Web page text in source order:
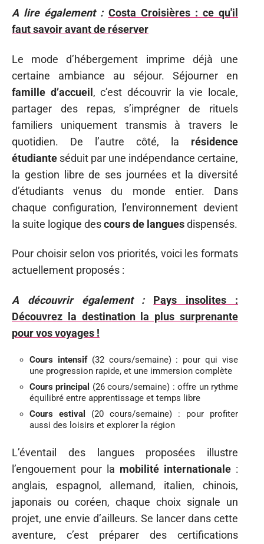
A lire également : Costa Croisières : ce qu'il
faut savoir avant de réserver
Le mode d’hébergement imprime déjà une
certaine ambiance au séjour. Séjourner en
famille d’accueil, c’est découvrir la vie locale,
partager des repas, s’imprégner de rituels
familiers uniquement transmis à travers le
quotidien. De l’autre côté, la résidence
étudiante séduit par une indépendance certaine,
la gestion libre de ses journées et la diversité
d’étudiants venus du monde entier. Dans
chaque configuration, l’environnement devient
la suite logique descours de languesdispensés.
Pour choisir selon vos priorités, voici les formats
actuellement proposés :
A découvrir également :
Pays insolites :
Découvrez la destination la plus surprenante
pour vos voyages !
Cours intensif(32 cours/semaine) : pour qui vise
une progression rapide, et une immersion complète
Cours principal (26 cours/semaine) : offre un rythme
équilibré entre apprentissage et temps libre
Cours estival
(20 cours/semaine) : pour profiter
aussi des loisirs et explorer la région
L’éventail des langues proposées illustre
l’engouement pour la mobilité internationale :
anglais, espagnol, allemand, italien, chinois,
japonais ou coréen, chaque choix signale un
projet, une envie d’ailleurs. Se lancer dans cette
aventure, c’est préparer des certifications